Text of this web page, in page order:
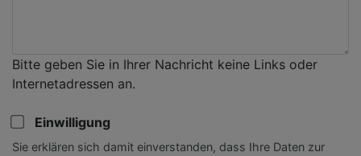
Bitte geben Sie in Ihrer Nachricht keine Links oder
Internetadressen an.
Einwilligung
Sie erklären sich damit einverstanden, dass Ihre Daten zur